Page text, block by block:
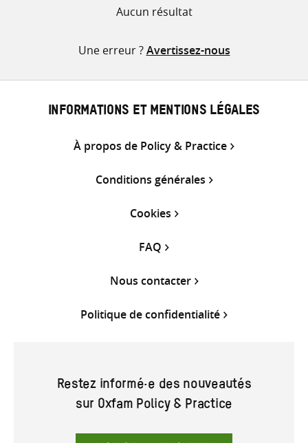
Aucun résultat
Une erreur ?Avertissez-nous
INFORMATIONS ET MENTIONS LÉGALES
À propos de Policy & Practice
Conditions générales
Cookies
FAQ
Nous contacter
Politique de confidentialité
Restez informé·e des nouveautés
sur Oxfam Policy & Practice